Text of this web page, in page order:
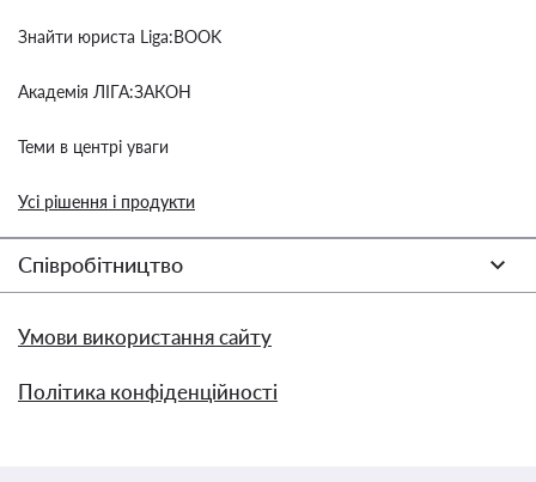
Знайти юриста Liga:BOOK
Академія ЛІГА:ЗАКОН
Теми в центрі уваги
Усі рішення і продукти
Співробітництво
Умови використання сайту
Політика конфіденційності